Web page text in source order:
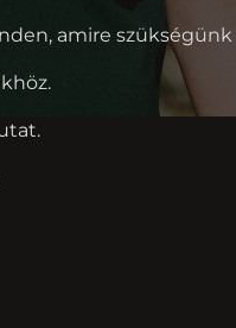
amire szükségünk